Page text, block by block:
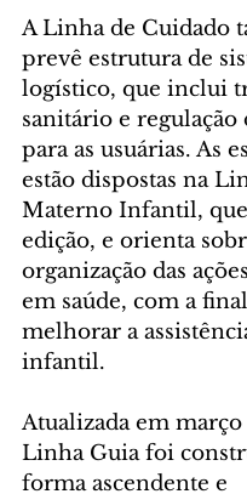
A Linha de Cuidado
prevê estrutura de
logístico, que inclui
sanitário e regulação
para as usuárias. As
estão dispostas na
Materno Infantil, que
edição, e orienta
organização das
em saúde, com a
melhorar a
infantil.
Atualizada em março
Linha Guia foi
forma ascendente e